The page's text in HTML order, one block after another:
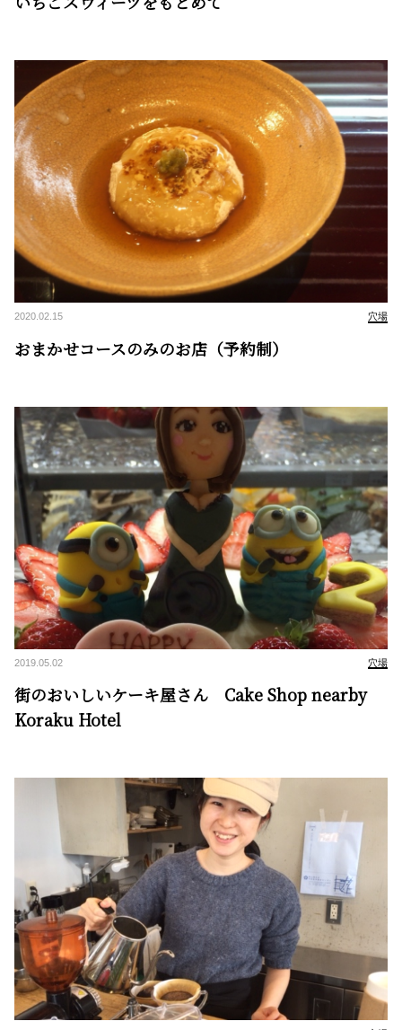
2020.02.15 穴場
おまかせコースのみのお店（予約制）
2019.05.02 穴場
街のおいしいケーキ屋さん Cake Shop nearby
Koraku Hotel